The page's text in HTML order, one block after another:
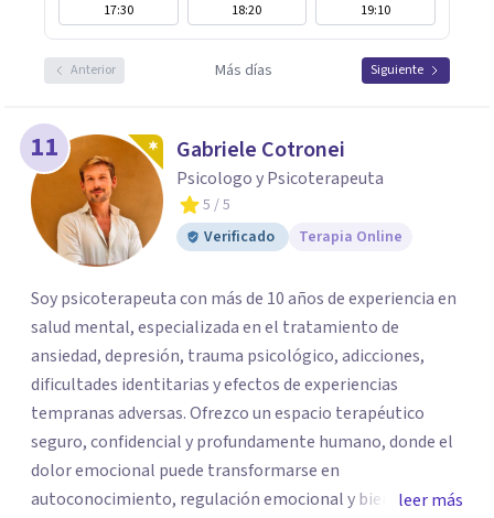
17:30
18:20 19:10
Anterior Más días Siguiente
11 Gabriele Cotronei
Psicologo y Psicoterapeuta
5 / 5
Verificado
Terapia Online
Soy psicoterapeuta con más de 10 años de experiencia en
salud mental, especializada en el tratamiento de
ansiedad, depresión, trauma psicológico, adicciones,
dificultades identitarias y efectos de experiencias
tempranas adversas. Ofrezco un espacio terapéutico
seguro, confidencial y profundamente humano, donde el
dolor emocional puede transformarse en
autoconocimiento, regulación emocional y bienestar.
leer más